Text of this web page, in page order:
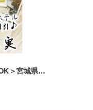
＞宮城県…